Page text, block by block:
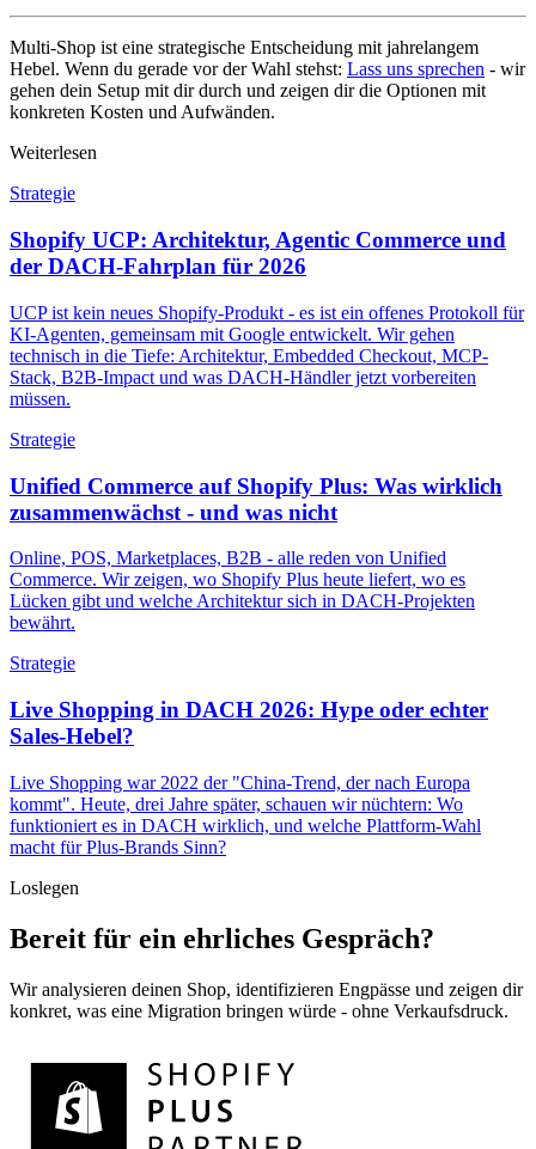
Multi-Shop ist eine strategische Entscheidung mit jahrelangem
Hebel. Wenn du gerade vor der Wahl stehst: Lass uns sprechen - wir
gehen dein Setup mit dir durch und zeigen dir die Optionen mit
konkreten Kosten und Aufwänden.
Weiterlesen
Strategie
Shopify UCP: Architektur, Agentic Commerce und
der DACH-Fahrplan für 2026
UCP ist kein neues Shopify-Produkt - es ist ein offenes Protokoll für
KI-Agenten, gemeinsam mit Google entwickelt. Wir gehen
technisch in die Tiefe: Architektur, Embedded Checkout, MCP-
Stack, B2B-Impact und was DACH-Händler jetzt vorbereiten
müssen.
Strategie
Unified Commerce auf Shopify Plus: Was wirklich
zusammenwächst - und was nicht
Online, POS, Marketplaces, B2B - alle reden von Unified
Commerce. Wir zeigen, wo Shopify Plus heute liefert, wo es
Lücken gibt und welche Architektur sich in DACH-Projekten
bewährt.
Strategie
Live Shopping in DACH 2026: Hype oder echter
Sales-Hebel?
Live Shopping war 2022 der "China-Trend, der nach Europa
kommt". Heute, drei Jahre später, schauen wir nüchtern: Wo
funktioniert es in DACH wirklich, und welche Plattform-Wahl
macht für Plus-Brands Sinn?
Loslegen
Bereit für ein ehrliches Gespräch?
Wir analysieren deinen Shop, identifizieren Engpässe und zeigen dir
konkret, was eine Migration bringen würde - ohne Verkaufsdruck.